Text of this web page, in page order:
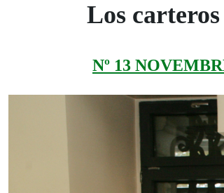
Los
Nº 13